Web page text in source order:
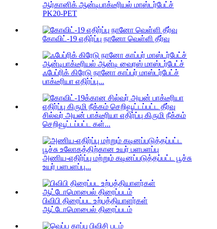
ஆர்கானிக் ஆன்டிபாக்டீரியல் மாஸ்டர்பேட்ச்
PK20-PET
கோவிட்-19 எதிர்ப்பு நானோ வெள்ளி தீர்வு
ஃபேப்ரிக் கிரேடு நானோ காப்பர் மாஸ்டர்பேட்ச்
பாக்டீரியா எதிர்ப்பு...
சில்வர் அயன் பாக்டீரியா எதிர்ப்பு கிருமி நீக்கம்
செறிவூட்டப்பட்ட கள்...
அணிய-எதிர்ப்பு மற்றும் கடினப்படுத்தப்பட்ட பூச்சு
உயர் பளபளப்பு...
பிவிபி திரைப்பட உற்பத்தியாளர்கள்
ஆட்டோமொபைல் திரைப்படம்